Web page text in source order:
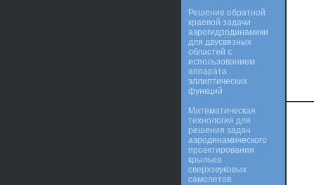
Решение обратной
краевой задачи
аэрогидродинамики
для двусвязных
областей с
использованием
аппарата
эллиптических
функций
Математическая
технология для
решения задач
аэродинамического
проектирования
крыльев
сверхзвуковых
самолетов